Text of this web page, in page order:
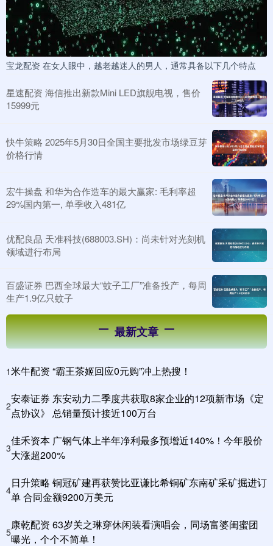
宝龙配资 在女人眼中，越老越迷人的男人，通常具备以下几个特点
星速配资 海信推出新款Mini LED旗舰电视，售价
15999元
快牛策略 2025年5月30日全国主要批发市场绿豆芽
价格行情
宏牛操盘 和华为合作造车的最大赢家: 毛利率超
29%国内第一, 单季收入481亿
优配良品 天准科技(688003.SH)：尚未针对光刻机
领域进行布局
百盛证券 巴西全球最大“蚊子工厂”准备投产，每周
生产1.9亿只蚊子
最新文章
1米牛配资 “霸王茶姬回应0元购”冲上热搜！
2
安泰证券 东安动力二季度共获取8家企业的12项新市场《定
点协议》 总销量预计接近100万台
3
佳禾资本 广钢气体上半年净利最多预增近140%！今年股价
大涨超200%
4
日升策略 铜冠矿建再获赞比亚谦比希铜矿东南矿采矿掘进订
单 合同金额9200万美元
5
康乾配资 63岁关之琳穿休闲装看演唱会，同场富婆闺蜜团
曝光，个个不简单！